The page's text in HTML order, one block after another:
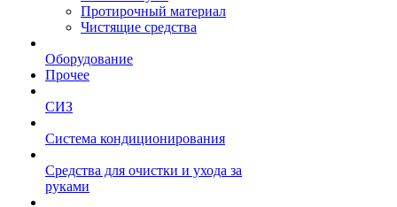
Протирочный материал
Чистящие средства
Оборудование
Прочее
СИЗ
Система кондиционирования
Средства для очистки и ухода за
руками